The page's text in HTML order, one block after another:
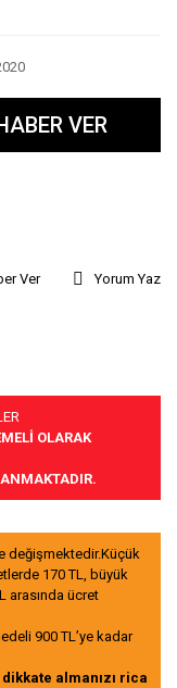
VER
Ver
Yorum Yaz
OLARAK
değişmektedir.Küçük
170 TL, büyük
arasında ücret
900 TL’ye kadar
almanızı rica